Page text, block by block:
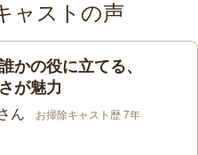
ャストの声
かの役に立てる、
が魅力
ん お掃除キャスト歴 7年